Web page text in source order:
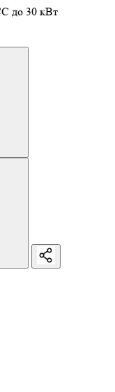
до 30 кВт